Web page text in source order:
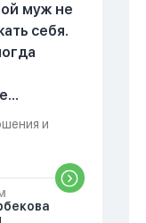
муж не
себя.
уже на
разные."
и